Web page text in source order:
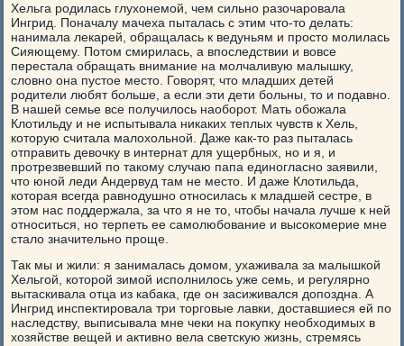
Хельга родилась глухонемой, чем сильно разочаровала
Ингрид. Поначалу мачеха пыталась с этим что-то делать:
нанимала лекарей, обращалась к ведуньям и просто молилась
Сияющему. Потом смирилась, а впоследствии и вовсе
перестала обращать внимание на молчаливую малышку,
словно она пустое место. Говорят, что младших детей
родители любят больше, а если эти дети больны, то и подавно.
В нашей семье все получилось наоборот. Мать обожала
Клотильду и не испытывала никаких теплых чувств к Хель,
которую считала малохольной. Даже как-то раз пыталась
отправить девочку в интернат для ущербных, но и я, и
протрезвевший по такому случаю папа единогласно заявили,
что юной леди Андервуд там не место. И даже Клотильда,
которая всегда равнодушно относилась к младшей сестре, в
этом нас поддержала, за что я не то, чтобы начала лучше к ней
относиться, но терпеть ее самолюбование и высокомерие мне
стало значительно проще.
Так мы и жили: я занималась домом, ухаживала за малышкой
Хельгой, которой зимой исполнилось уже семь, и регулярно
вытаскивала отца из кабака, где он засиживался допоздна. А
Ингрид инспектировала три торговые лавки, доставшиеся ей по
наследству, выписывала мне чеки на покупку необходимых в
хозяйстве вещей и активно вела светскую жизнь, стремясь